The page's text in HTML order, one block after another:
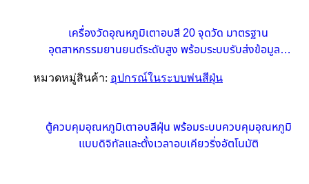
เครื่องวัดอุณหภูมิเตาอบสี 20 จุดวัด มาตรฐาน
อุตสาหกรรมยานยนต์ระดับสูง พร้อมระบบรับส่งข้อมูลไร้
หมวดหมู่สินค้า: อุปกรณ์ในระบบพ่นสีฝุ่น
ตู้ควบคุมอุณหภูมิเตาอบสีฝุ่น พร้อมระบบควบคุมอุณหภูมิ
แบบดิจิทัลและตั้งเวลาอบเคียวริ่งอัตโนมัติ